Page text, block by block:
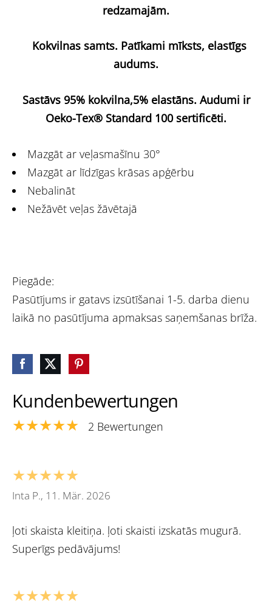
redzamajām.
Kokvilnas samts. Patīkami mīksts, elastīgs
audums.
Sastāvs 95% kokvilna,5% elastāns. Audumi ir
Oeko-Tex® Standard 100 sertificēti.
Mazgāt ar veļasmašīnu 30°
Mazgāt ar līdzīgas krāsas apģērbu
Nebalināt
Nežāvēt veļas žāvētajā
Piegāde:
Pasūtījums ir gatavs izsūtīšanai 1-5. darba dienu
laikā no pasūtījuma apmaksas saņemšanas brīža.
Kundenbewertungen
★★★★★ 2 Bewertungen
★★★★★
Inta P., 11. Mär. 2026
ļoti skaista kleitiņa. ļoti skaisti izskatās mugurā.
Superīgs pedāvājums!
★★★★★